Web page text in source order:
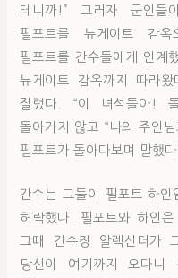
테니까!” 그러자 군인
필포트를 뉴게이트 감
필포트를 간수들에게 인계
뉴게이트 감옥까지 따라
질렀다. “이 녀석들아!
돌아가지 않고 “나의 주인
필포트가 돌아다보며 말했
간수는 그들이 필포트 하
허락했다. 필포트와 하인
그때 간수장 알렉산더가
당신이 여기까지 오다니